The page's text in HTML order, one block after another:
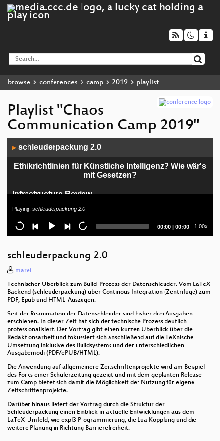
browse conferences camp 2019 playlist
Playlist "Chaos
Communication Camp 2019"
Player
▶ schleuderpackung 2.0
Ethikrichtlinien für Künstliche Intelligenz? Wie wär's
mit Gesetzen?
Infrastructure Review
Closing ceremony
Elektroschrott - Welchen letzten Weg geht mein PC?
E-Mail-Privatheit und Mailbox-Verschlüsselung
(emulate|fuzz|break) kernels
15 Jahre netzpolitik.org
Freak Show
Sinn von Unsinn unterscheiden - Glaub ich's oder
glaub ich's nicht?
Visualization of networks using physics
Die Zukunft hat zwei Wellen
Global Warming Sucks!
"Service Point" The Display
Making video games in a weekend
Playing: schleuderpackung 2.0
Current
00:00 | Total
00:00 1.00x
schleuderpackung 2.0
marei
Technischer Überblick zum Build-Prozess der Datenschleuder. Vom LaTeX-
Backend (schleuderpackung) über Continous Integration (Zentrifuge) zum
PDF, Epub und HTML-Auszügen.
Seit der Reanimation der Datenschleuder sind bisher drei Ausgaben
erschienen. In dieser Zeit hat sich der technische Prozess deutlich
professionalisiert. Der Vortrag gibt einen kurzen Überblick über die
Redaktionsarbeit und fokussiert sich anschließend auf die TeXnische
Umsetzung inklusive des Buildsystems und der unterschiedlichen
Ausgabemodi (PDF/ePUB/HTML).
Die Anwendung auf allgemeinere Zeitschriftenprojekte wird am Beispiel
des Forks einer Schülerzeitung gezeigt und mit dem geplanten Release
zum Camp bietet sich damit die Möglichkeit der Nutzung für eigene
Zeitschriftenprojekte.
Darüber hinaus liefert der Vortrag durch die Struktur der
Schleuderpackung einen Einblick in aktuelle Entwicklungen aus dem
LaTeX-Umfeld, wie expl3 Programmierung, die Lua Kopplung und die
weitere Planung in Richtung Barrierefreiheit.